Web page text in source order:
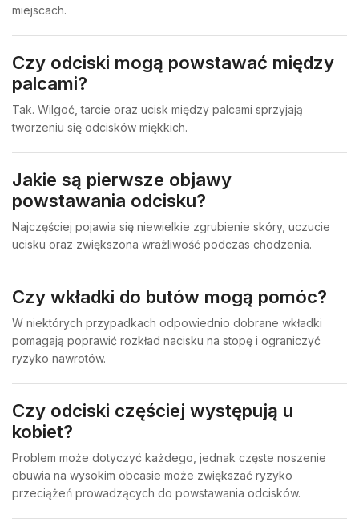
miejscach.
Czy odciski mogą powstawać między
palcami?
Tak. Wilgoć, tarcie oraz ucisk między palcami sprzyjają
tworzeniu się odcisków miękkich.
Jakie są pierwsze objawy
powstawania odcisku?
Najczęściej pojawia się niewielkie zgrubienie skóry, uczucie
ucisku oraz zwiększona wrażliwość podczas chodzenia.
Czy wkładki do butów mogą pomóc?
W niektórych przypadkach odpowiednio dobrane wkładki
pomagają poprawić rozkład nacisku na stopę i ograniczyć
ryzyko nawrotów.
Czy odciski częściej występują u
kobiet?
Problem może dotyczyć każdego, jednak częste noszenie
obuwia na wysokim obcasie może zwiększać ryzyko
przeciążeń prowadzących do powstawania odcisków.